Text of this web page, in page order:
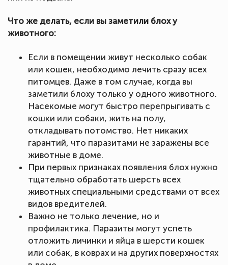
Что же делать, если вы заметили блох у
животного:
Если в помещении живут несколько собак
или кошек, необходимо лечить сразу всех
питомцев. Даже в том случае, когда вы
заметили блоху только у одного животного.
Насекомые могут быстро перепрыгивать с
кошки или собаки, жить на полу,
откладывать потомство. Нет никаких
гарантий, что паразитами не заражены все
животные в доме.
При первых признаках появления блох нужно
тщательно обработать шерсть всех
животных специальными средствами от всех
видов вредителей.
Важно не только лечение, но и
профилактика. Паразиты могут успеть
отложить личинки и яйца в шерсти кошек
или собак, в коврах и на других поверхностях